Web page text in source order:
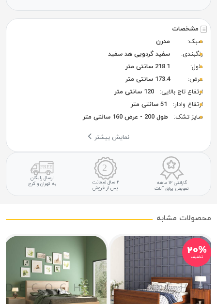
مشخصات
سبک:
مدرن
رنگبندی:
سفید گردویی هد سفید
طول:
218.1 سانتی متر
عرض:
173.4 سانتی متر
ارتفاع تاج بالایی:
120 سانتی متر
ارتفاع وادار:
51 سانتی متر
سایز تشک:
طول 200 - عرض 160 سانتی متر
نمایش بیشتر
گارانتی ۱۲ ماهه
تعویض یراق آلات
۲ سال ضمانت
پس از فروش
ارسال رایگان
به تهران و کرج
محصولات مشابه
۲۰%
تخفیف